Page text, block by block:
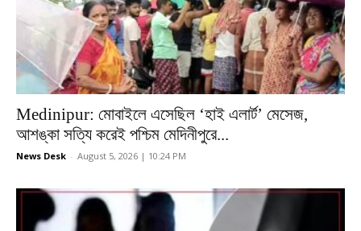
Medinipur: মোবাইলে এসেছিল ‘হাই এলার্ট’ মেসেজ,
আশঙ্কা সত্যি করেই পশ্চিম মেদিনীপুরে...
News Desk - August 5, 2026 | 10:24 PM